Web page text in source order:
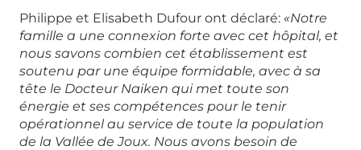
Philippe et Elisabeth Dufour ont déclaré: «Notre
famille a une connexion forte avec cet hôpital, et
nous savons combien cet établissement est
soutenu par une équipe formidable, avec à sa
tête le Docteur Naiken qui met toute son
énergie et ses compétences pour le tenir
opérationnel au service de toute la population
de la Vallée de Joux. Nous avons besoin de